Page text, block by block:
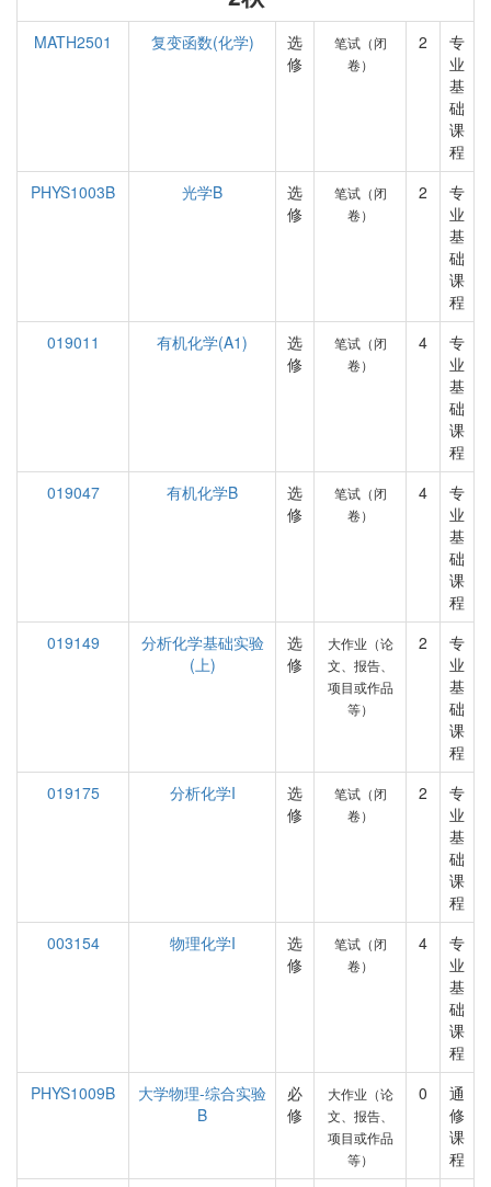
MATH2501 复变函数(化学)
选
修
笔试（闭
卷）
2
专
业
基
础
课
程
PHYS1003B
光学B
选
修
笔试（闭
卷）
2
专
业
基
础
课
程
019011
有机化学(A1)
选
修
笔试（闭
卷）
4
专
业
基
础
课
程
019047
有机化学B
选
修
笔试（闭
卷）
4
专
业
基
础
课
程
019149
分析化学基础实验
(上)
选
修
大作业（论
文、报告、
项目或作品
等）
2
专
业
基
础
课
程
019175
分析化学I
选
修
笔试（闭
卷）
2
专
业
基
础
课
程
003154
物理化学I
选
修
笔试（闭
卷）
4
专
业
基
础
课
程
PHYS1009B
大学物理-综合实验
B
必
修
大作业（论
文、报告、
项目或作品
等）
0
通
修
课
程